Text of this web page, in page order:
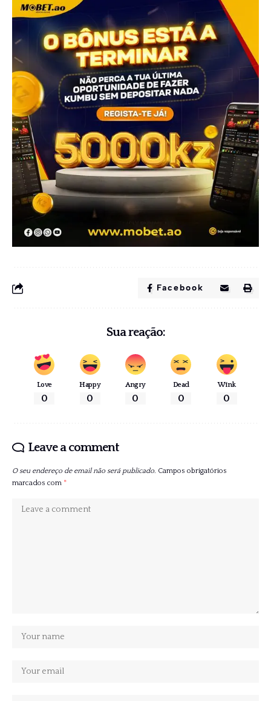
Facebook
Sua reação:
Love
0
Happy
0
Angry
0
Dead
0
Wink
0
Leave a comment
O seu endereço de email não será publicado. Campos obrigatórios
marcados com *